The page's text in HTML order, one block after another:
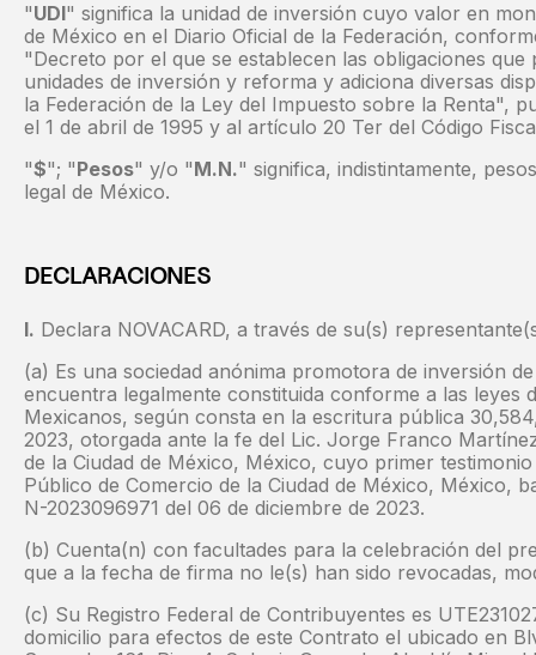
"UDI" significa la unidad de inversión cuyo valor en
de México en el Diario Oficial de la Federación,
"Decreto por el que se establecen las obligaciones que
unidades de inversión y reforma y adiciona diversas
la Federación de la Ley del Impuesto sobre la Renta",
el 1 de abril de 1995 y al artículo 20 Ter del Código
"$"; "Pesos" y/o "M.N." significa, indistintamente,
legal de México.
DECLARACIONES
I. Declara NOVACARD, a través de su(s)
(a) Es una sociedad anónima promotora de inversión
encuentra legalmente constituida conforme a las leyes
Mexicanos, según consta en la escritura pública
2023, otorgada ante la fe del Lic. Jorge Franco
de la Ciudad de México, México, cuyo primer
Público de Comercio de la Ciudad de México, México,
N-2023096971 del 06 de diciembre de 2023.
(b) Cuenta(n) con facultades para la celebración del
que a la fecha de firma no le(s) han sido revocadas,
(c) Su Registro Federal de Contribuyentes es
domicilio para efectos de este Contrato el ubicado en